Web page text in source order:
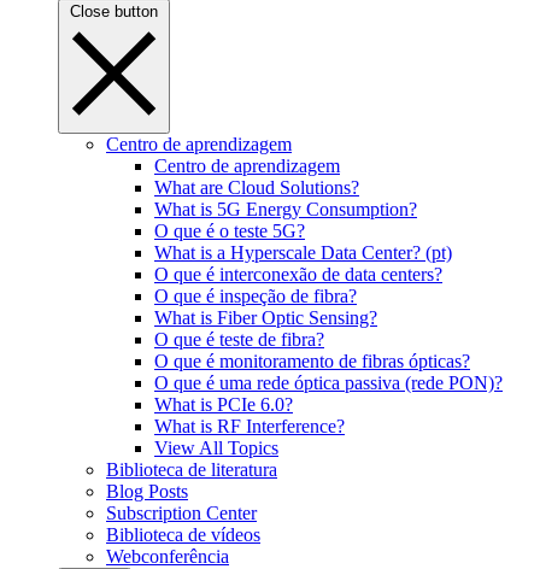
Close button
Centro de aprendizagem
Centro de aprendizagem
What are Cloud Solutions?
What is 5G Energy Consumption?
O que é o teste 5G?
What is a Hyperscale Data Center? (pt)
O que é interconexão de data centers?
O que é inspeção de fibra?
What is Fiber Optic Sensing?
O que é teste de fibra?
O que é monitoramento de fibras ópticas?
O que é uma rede óptica passiva (rede PON)?
What is PCIe 6.0?
What is RF Interference?
View All Topics
Biblioteca de literatura
Blog Posts
Subscription Center
Biblioteca de vídeos
Webconferência